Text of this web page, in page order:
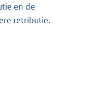
en de
retributie.